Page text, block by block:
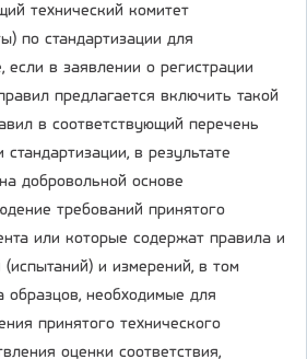
технический комитет
по стандартизации для
если в заявлении о регистрации
предлагается включить такой
в соответствующий перечень
в результате
добровольной основе
требований принятого
или которые содержат правила и
и измерений, в том
образцов, необходимые для
принятого технического
оценки соответствия,